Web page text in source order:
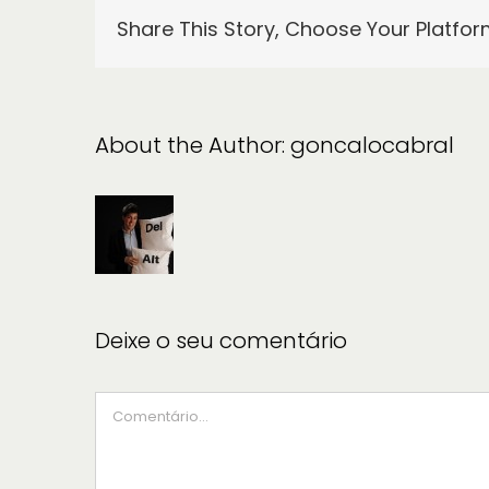
Share This Story, Choose Your
About the Author: goncalocabral
Deixe o seu comentário
Comment